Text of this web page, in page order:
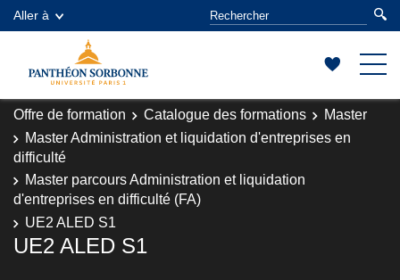
Aller à
Offre de formation Catalogue des formations
Master
Master Administration et liquidation d'entreprises en
difficulté
Master parcours Administration et liquidation
d'entreprises en difficulté (FA)
UE2 ALED S1
UE2 ALED S1